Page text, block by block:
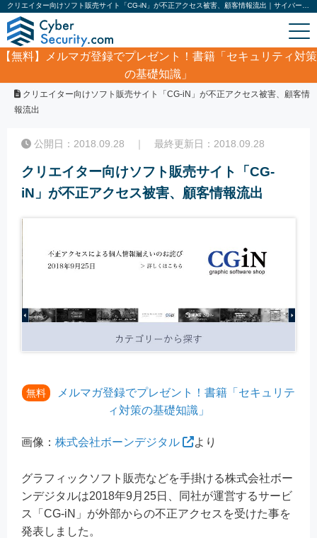
【無料】
メルマガ登録でプレゼント！書籍「セキュリティ対策
の基礎知識」
サイバーセキュリティ・情報漏洩ニュース
クリエイター向けソフト販売サイト「CG-iN」が不正アクセス被害、顧客情
報流出
公開日：2018.09.28 ｜ 最終更新日：2018.09.28
クリエイター向けソフト販売サイト「CG-
iN」が不正アクセス被害、顧客情報流出
無料
メルマガ登録でプレゼント！書籍「セキュリテ
ィ対策の基礎知識」
画像： 株式会社ボーンデジタル より
グラフィックソフト販売などを手掛ける株式会社ボー
ンデジタルは2018年9月25日、同社が運営するサービ
ス「CG-iN」が外部からの不正アクセスを受けた事を
発表しました。